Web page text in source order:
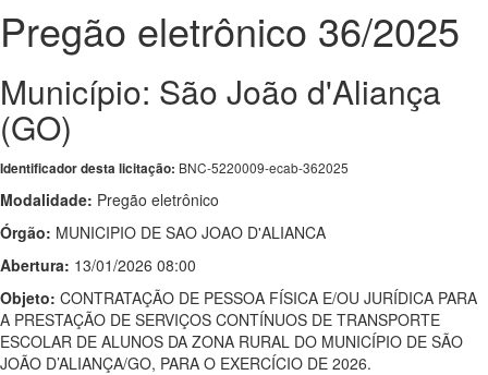
Pregão eletrônico 36/2025
Município: São João d'Aliança
(GO)
Identificador desta licitação: BNC-5220009-ecab-362025
Modalidade: Pregão eletrônico
Órgão: MUNICIPIO DE SAO JOAO D'ALIANCA
Abertura: 13/01/2026 08:00
Objeto: CONTRATAÇÃO DE PESSOA FÍSICA E/OU JURÍDICA PARA
A PRESTAÇÃO DE SERVIÇOS CONTÍNUOS DE TRANSPORTE
ESCOLAR DE ALUNOS DA ZONA RURAL DO MUNICÍPIO DE SÃO
JOÃO D’ALIANÇA/GO, PARA O EXERCÍCIO DE 2026.